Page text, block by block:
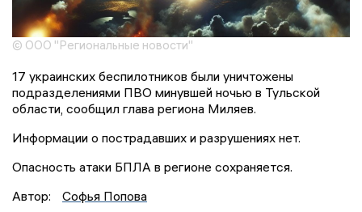
© ООО "Региональные новости"
17 украинских беспилотников были уничтожены
подразделениями ПВО минувшей ночью в Тульской
области, сообщил глава региона Миляев.
Информации о пострадавших и разрушениях нет.
Опасность атаки БПЛА в регионе сохраняется.
Автор:
Софья Попова